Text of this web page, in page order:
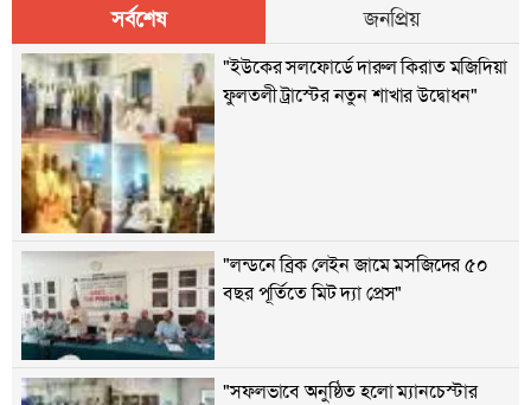
সর্বশেষ জনপ্রিয়
"ইউকের সলফোর্ডে দারুল কিরাত মজিদিয়া
ফুলতলী ট্রাস্টের নতুন শাখার উদ্বোধন"
"লন্ডনে ব্রিক লেইন জামে মসজিদের ৫০
বছর পূর্তিতে মিট দ‍্যা প্রেস"
"সফলভাবে অনুষ্ঠিত হলো ম্যানচেস্টার